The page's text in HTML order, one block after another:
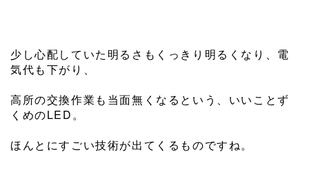
少し心配していた明るさもくっきり明るくなり、電
気代も下がり、
高所の交換作業も当面無くなるという、いいことず
くめのLED。
ほんとにすごい技術が出てくるものですね。